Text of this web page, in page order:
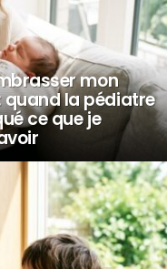
mon
la pédiatre
ce que je